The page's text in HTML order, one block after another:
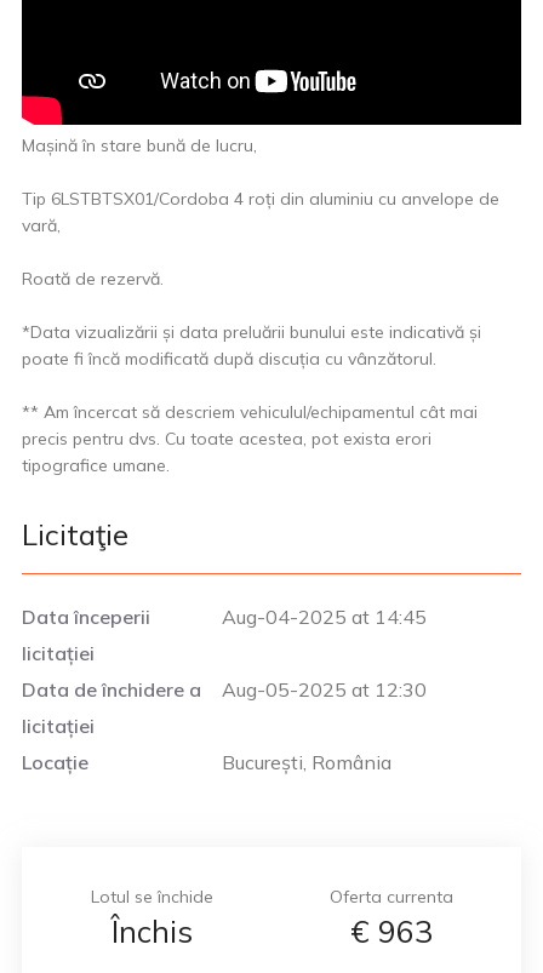
Mașină în stare bună de lucru,
Tip 6LSTBTSX01/Cordoba 4 roți din aluminiu cu anvelope de
vară,
Roată de rezervă.
*Data vizualizării și data preluării bunului este indicativă și
poate fi încă modificată după discuția cu vânzătorul.
** Am încercat să descriem vehiculul/echipamentul cât mai
precis pentru dvs. Cu toate acestea, pot exista erori
tipografice umane.
Licitaţie
Data începerii
licitației
Aug-04-2025 at 14:45
Data de închidere a
licitației
Aug-05-2025 at 12:30
Locație București, România
Lotul se închide
Închis
Oferta currenta
€ 963